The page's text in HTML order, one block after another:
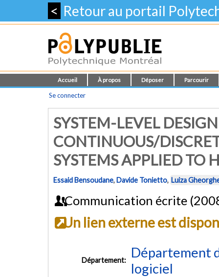
< Retour au portail
Accueil À propos Déposer Parcourir
Se connecter
SYSTEM-LEVEL
CONTINUOUS/
SYSTEMS APPLIED TO
Essaid Bensoudane,Davide Tonietto, Luiza
Communication écrite
Un lien externe est
Département:
Département
logiciel